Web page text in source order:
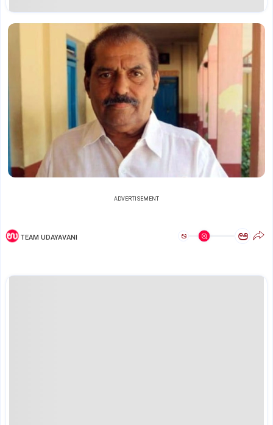
ADVERTISEMENT
TEAM UDAYAVANI ಅ ಅ